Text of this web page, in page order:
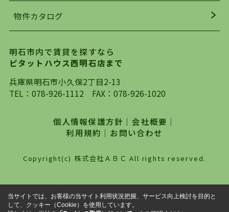
を行っており地域最大級の情報取扱量を誇ってお
ります。店頭で限られた物件をご紹介する、従来
自身でインターネットを利用し、理想のお部屋を
探していただき、選択していただいた物件情報に
対して、専門知識を持ったスタッフがサポートさ
せていただくスタイルを心がけております。私た
は、一度だけでは終わらない、お客様との末長い
お付き合いです。初めての一人暮らしから、就
職・ご結婚・売買物件の購入、などなど一生涯に
わたる、良きアドバイザーとして、地域に密着し
た営業スタイルで様々なお役立ちができればと強
わせください。
物件カタログ
明石市内で賃貸を探すなら
ピタットハウス西明石店まで
兵庫県明石市小久保2丁目2-13
TEL： 078-926-1112 FAX：078-926-1020
個人情報保護方針 ｜会社概要 ｜
利用規約 ｜ お問い合わせ
Copyright(c) 株式会社ＡＢＣ All rights reserved.
当サイトでは、お客様の当サイト利用状況把握、サービス向上検討を目的と
して、クッキー（Cookie）を使用しています。